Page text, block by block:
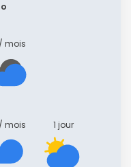
mois
mois 1 jour